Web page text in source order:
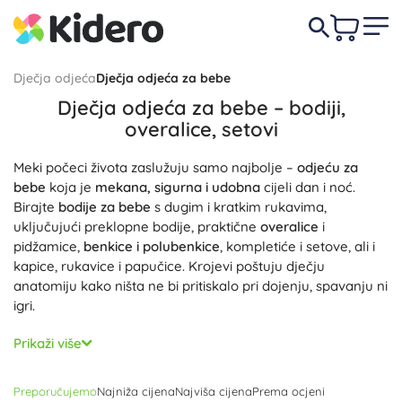
Dječja odjećaDječja odjeća za bebe
Dječja odjeća za bebe – bodiji,
overalice, setovi
Meki počeci života zaslužuju samo najbolje – odjeću za
bebe koja je mekana, sigurna i udobna cijeli dan i noć.
Birajte bodije za bebe s dugim i kratkim rukavima,
uključujući preklopne bodije, praktične overalice i
pidžamice, benkice i polubenkice, kompletiće i setove, ali i
kapice, rukavice i papučice. Krojevi poštuju dječju
anatomiju kako ništa ne bi pritiskalo pri dojenju, spavanju ni
igri.
Brinemo o nježnim materijalima:
bambusovo vlakno
s prirodnomtermoregulacijom, a kod nekih komada i
Prikaži više
PreporučujemoNajniža cijenaNajviša cijenaPrema ocjeni